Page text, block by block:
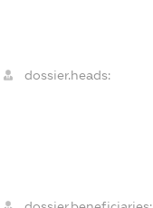
dossier.heads: